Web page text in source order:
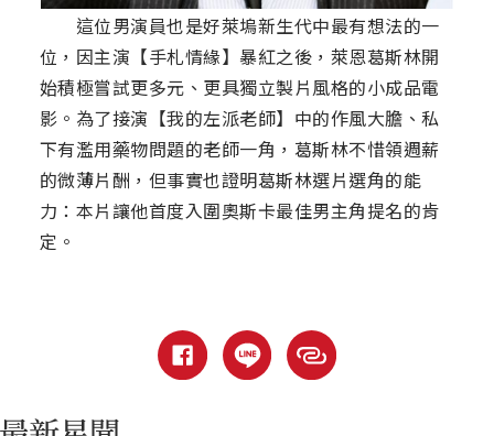
這位男演員也是好萊塢新生代中最有想法的一
位，因主演【手札情緣】暴紅之後，萊恩葛斯林開
始積極嘗試更多元、更具獨立製片風格的小成品電
影。為了接演【我的左派老師】中的作風大膽、私
下有濫用藥物問題的老師一角，葛斯林不惜領週薪
的微薄片酬，但事實也證明葛斯林選片選角的能
力：本片讓他首度入圍奧斯卡最佳男主角提名的肯
定。